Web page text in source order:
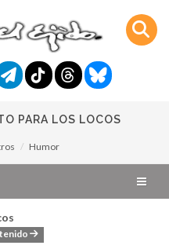
PARA LOS LOCOS
Humor